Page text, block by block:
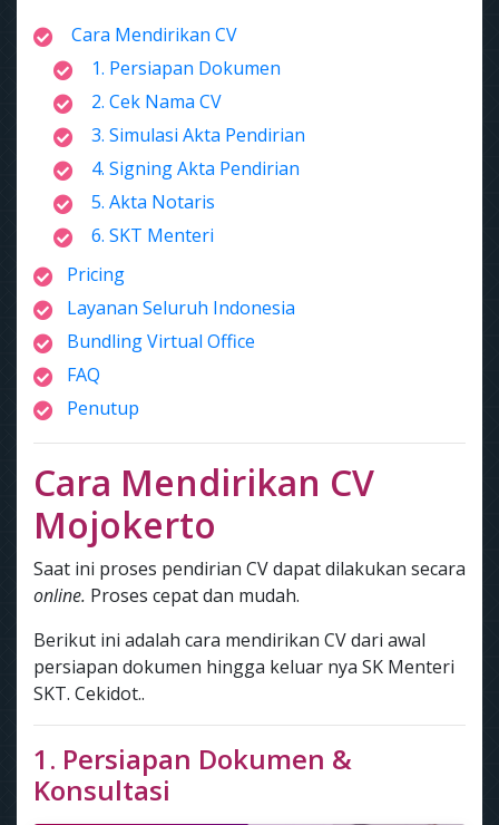
Cara Mendirikan CV
1. Persiapan Dokumen
2. Cek Nama CV
3. Simulasi Akta Pendirian
4. Signing Akta Pendirian
5. Akta Notaris
6. SKT Menteri
Pricing
Layanan Seluruh Indonesia
Bundling Virtual Office
FAQ
Penutup
Cara Mendirikan CV
Mojokerto
Saat ini proses pendirian CV dapat dilakukan secara
online. Proses cepat dan mudah.
Berikut ini adalah cara mendirikan CV dari awal
persiapan dokumen hingga keluar nya SK Menteri
SKT. Cekidot..
1. Persiapan Dokumen &
Konsultasi